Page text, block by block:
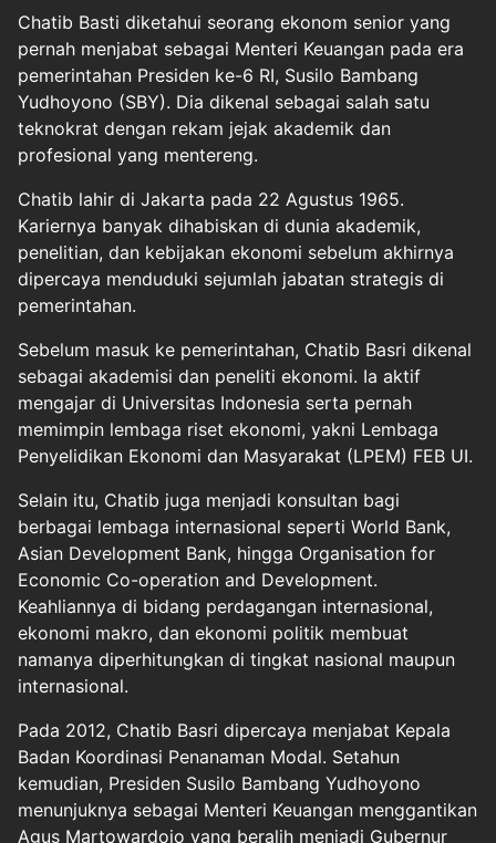
Chatib Basti diketahui seorang ekonom senior yang
pernah menjabat sebagai Menteri Keuangan pada era
pemerintahan Presiden ke-6 RI, Susilo Bambang
Yudhoyono (SBY). Dia dikenal sebagai salah satu
teknokrat dengan rekam jejak akademik dan
profesional yang mentereng.
Chatib lahir di Jakarta pada 22 Agustus 1965.
Kariernya banyak dihabiskan di dunia akademik,
penelitian, dan kebijakan ekonomi sebelum akhirnya
dipercaya menduduki sejumlah jabatan strategis di
pemerintahan.
Sebelum masuk ke pemerintahan, Chatib Basri dikenal
sebagai akademisi dan peneliti ekonomi. Ia aktif
mengajar di Universitas Indonesia serta pernah
memimpin lembaga riset ekonomi, yakni Lembaga
Penyelidikan Ekonomi dan Masyarakat (LPEM) FEB UI.
Selain itu, Chatib juga menjadi konsultan bagi
berbagai lembaga internasional seperti World Bank,
Asian Development Bank, hingga Organisation for
Economic Co-operation and Development.
Keahliannya di bidang perdagangan internasional,
ekonomi makro, dan ekonomi politik membuat
namanya diperhitungkan di tingkat nasional maupun
internasional.
Pada 2012, Chatib Basri dipercaya menjabat Kepala
Badan Koordinasi Penanaman Modal. Setahun
kemudian, Presiden Susilo Bambang Yudhoyono
menunjuknya sebagai Menteri Keuangan menggantikan
Agus Martowardojo yang beralih menjadi Gubernur